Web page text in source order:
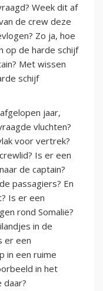
Week dit af
de crew deze
Zo ja, hoe
op de harde schijf
Met wissen
schijf
jaar,
vluchten?
voor vertrek?
Is er een
de captain?
passagiers? En
Is er een
rond Somalië?
in de
er een
in een ruime
in het
daar?